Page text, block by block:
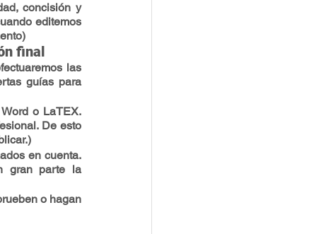
concisión y
editemos
final
las
guías para
o LaTEX.
De esto
en cuenta.
gran parte la
o hagan